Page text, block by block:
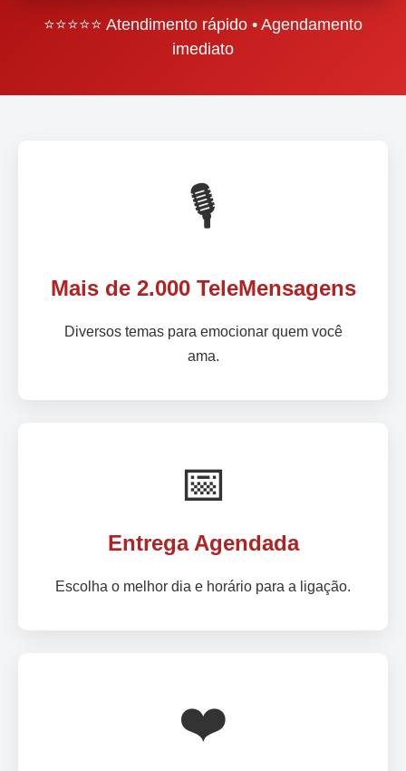
⭐⭐⭐⭐⭐ Atendimento rápido • Agendamento
imediato
🎙️
Mais de 2.000 TeleMensagens
Diversos temas para emocionar quem você
ama.
📅
Entrega Agendada
Escolha o melhor dia e horário para a ligação.
❤️